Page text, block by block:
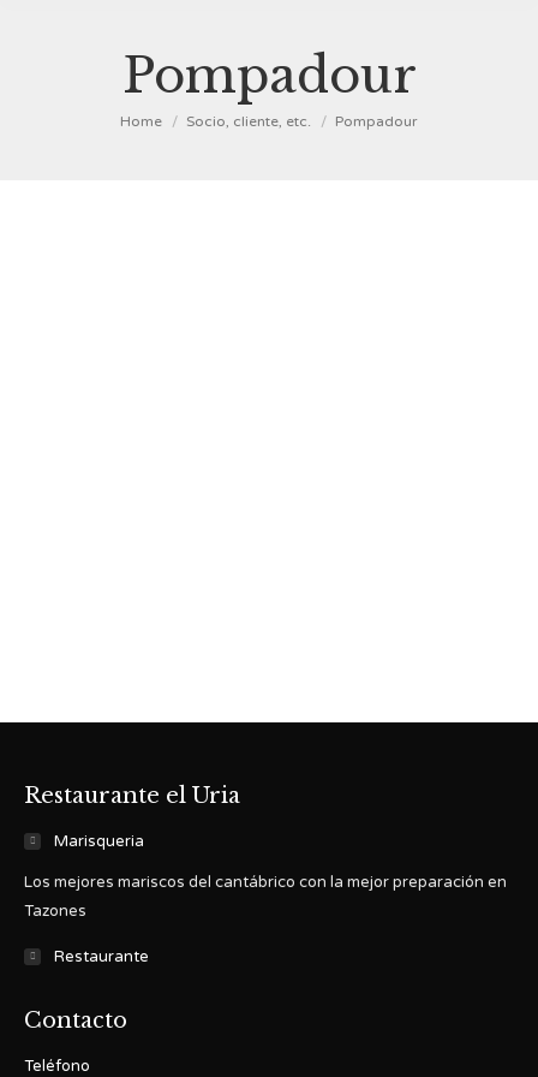
Pompadour
You are here:
Home Socio, cliente, etc. Pompadour
Restaurante el Uria
Marisqueria
Los mejores mariscos del cantábrico con la mejor preparación en
Tazones
Restaurante
Contacto
Teléfono